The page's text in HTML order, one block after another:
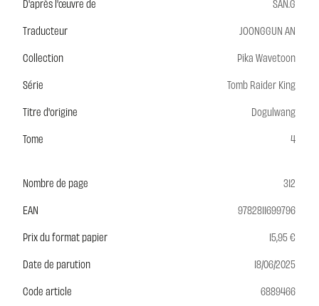
D'après l'œuvre de
SAN.G
Traducteur
JOONGGUN AN
Collection
Pika Wavetoon
Série
Tomb Raider King
Titre d'origine
Dogulwang
Tome
4
Nombre de page
312
EAN
9782811699796
Prix du format papier
15,95 €
Date de parution
18/06/2025
Code article
6889466